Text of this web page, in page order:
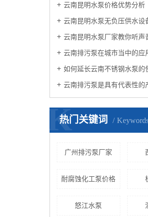
云南昆明水泵价格优势分析
云南昆明水泵无负压供水设
云南昆明水泵厂家教你听声
云南排污泵在城市当中的应
如何延长云南不锈钢水泵的
云南排污泵是具有代表性的
热门关键词
K
广州排污泵厂家
耐腐蚀化工泵价格
怒江水泵